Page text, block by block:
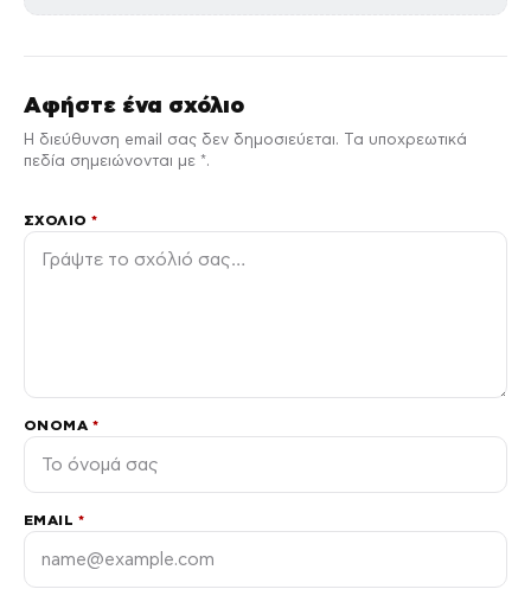
Αφήστε ένα σχόλιο
Η διεύθυνση email σας δεν δημοσιεύεται. Τα υποχρεωτικά
πεδία σημειώνονται με *.
ΣΧΌΛΙΟ*
ΌΝΟΜΑ *
EMAIL *